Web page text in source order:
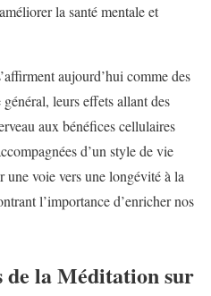
la santé mentale et
aujourd’hui comme des
leurs effets allant des
aux bénéfices cellulaires
d’un style de vie
une voie vers une longévité à la
l’importance d’enricher nos
de la Méditation sur